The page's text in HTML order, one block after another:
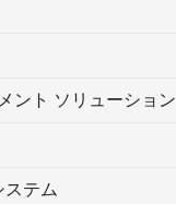
ント ソリューション
テム